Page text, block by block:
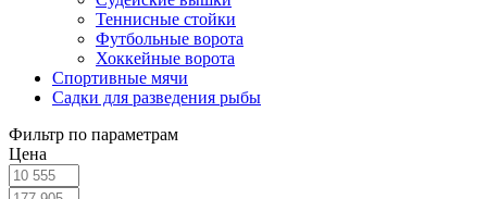
Теннисные стойки
Футбольные ворота
Хоккейные ворота
Спортивные мячи
Садки для разведения рыбы
Фильтр по параметрам
Цена